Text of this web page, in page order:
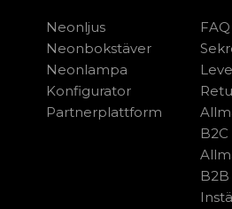
Neonljus
Neonbokstäver
Neonlampa
Konfigurator
Partnerplattform
FAQ
B2C
B2B